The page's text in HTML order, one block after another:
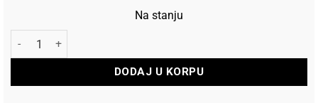
Na stanju
Puma Patike Mostro X Dots količina
DODAJ U KORPU